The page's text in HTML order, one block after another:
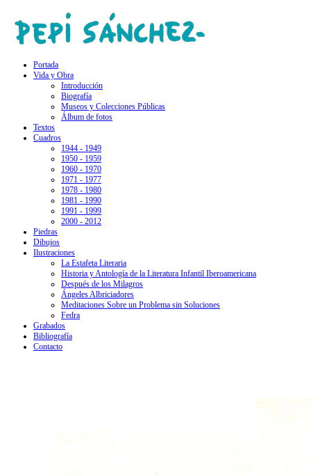
Portada
Vida y Obra
Introducción
Biografía
Museos y Colecciones Públicas
Álbum de fotos
Textos
Cuadros
1944 - 1949
1950 - 1959
1960 - 1970
1971 - 1977
1978 - 1980
1981 - 1990
1991 - 1999
2000 - 2012
Piedras
Dibujos
Ilustraciones
La Estafeta Literaria
Historia y Antología de la Literatura Infantil Iberoamericana
Después de los Milagros
Ángeles Albriciadores
Meditaciones Sobre un Problema sin Soluciones
Fedra
Grabados
Bibliografía
Contacto